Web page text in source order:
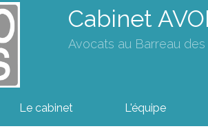
Cabinet
Avocats au Barreau
Le cabinet L'équipe